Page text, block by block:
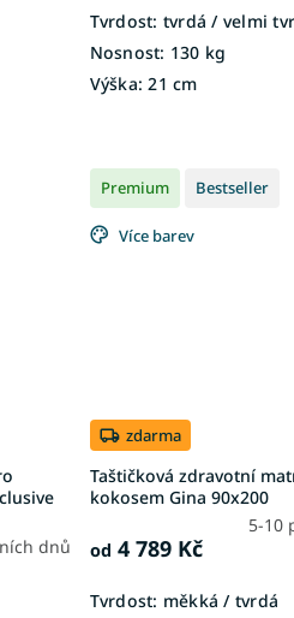
Tvrdost: tvrdá / velmi
Nosnost: 130 kg
Výška:21 cm
dnů
Premium Bestseller
Více barev
zdarma
Taštičková zdravotní
kokosem Gina 90x200
5-10
od 4 789 Kč
Tvrdost: měkká / tvrdá